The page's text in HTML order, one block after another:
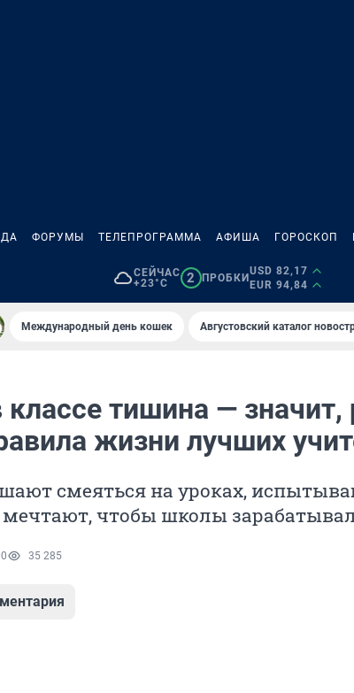
ФОРУМЫ ТЕЛЕПРОГРАММА АФИША ГОРОСКОП
СЕЙЧАС
+23°C
2 ПРОБКИ
USD 82,17
EUR 94,84
Международный день кошек Августовский каталог
классе тишина —
жизни лучших
смеяться на уроках,
мечтают, чтобы школы
35 285